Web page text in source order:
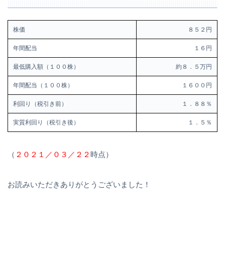
株価 ８５２円
年間配当 １６円
最低購入額（１００株） 約８．５万円
年間配当（１００株） １６００円
利回り（税引き前） １．８８％
実質利回り（税引き後） １．５％
（ ２０２１／０３／２２時点）
お読みいただきありがとうございました！